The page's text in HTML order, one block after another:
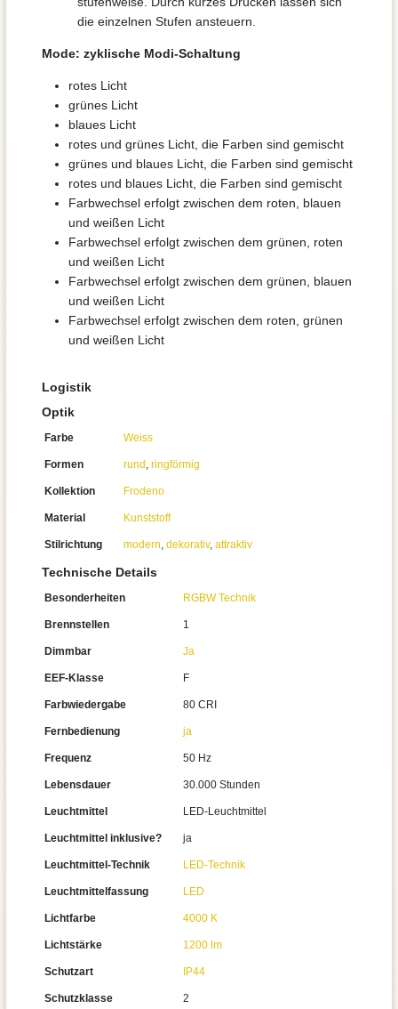
die einzelnen Stufen ansteuern.
Mode: zyklische Modi-Schaltung
rotes Licht
grünes Licht
blaues Licht
rotes und grünes Licht, die Farben sind gemischt
grünes und blaues Licht, die Farben sind gemischt
rotes und blaues Licht, die Farben sind gemischt
Farbwechsel erfolgt zwischen dem roten, blauen
und weißen Licht
Farbwechsel erfolgt zwischen dem grünen, roten
und weißen Licht
Farbwechsel erfolgt zwischen dem grünen, blauen
und weißen Licht
Farbwechsel erfolgt zwischen dem roten, grünen
und weißen Licht
Logistik
Optik
Farbe Weiss
Formen rund , ringförmig
Kollektion Frodeno
Material Kunststoff
Stilrichtung modern, dekorativ, attraktiv
Technische Details
Besonderheiten RGBW Technik
Brennstellen 1
Dimmbar Ja
EEF-Klasse F
Farbwiedergabe 80 CRI
Fernbedienung ja
Frequenz 50 Hz
Lebensdauer 30.000 Stunden
Leuchtmittel LED-Leuchtmittel
Leuchtmittel inklusive? ja
Leuchtmittel-Technik LED-Technik
Leuchtmittelfassung LED
Lichtfarbe 4000 K
Lichtstärke 1200 lm
Schutzart IP44
Schutzklasse 2